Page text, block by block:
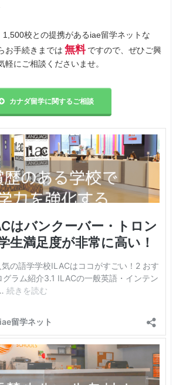
校との提携があるiae留学ネットな
お手続きまでは 無料 ですので、ぜひご興
軽にご相談くださいませ。
カナダ留学に関するご相談